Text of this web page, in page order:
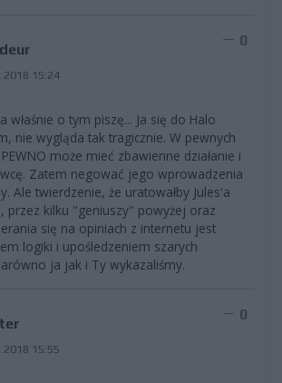
15:24
0
właśnie o tym piszę... Ja się do Halo
nie wygląda tak tragicznie. W pewnych
może mieć zbawienne działanie i
Zatem negować jego wprowadzenia
Ale twierdzenie, że uratowałby Jules'a
przez kilku "geniuszy" powyżej oraz
się na opiniach z internetu jest
logiki i upośledzeniem szarych
ja jak i Ty wykazaliśmy.
15:55
0